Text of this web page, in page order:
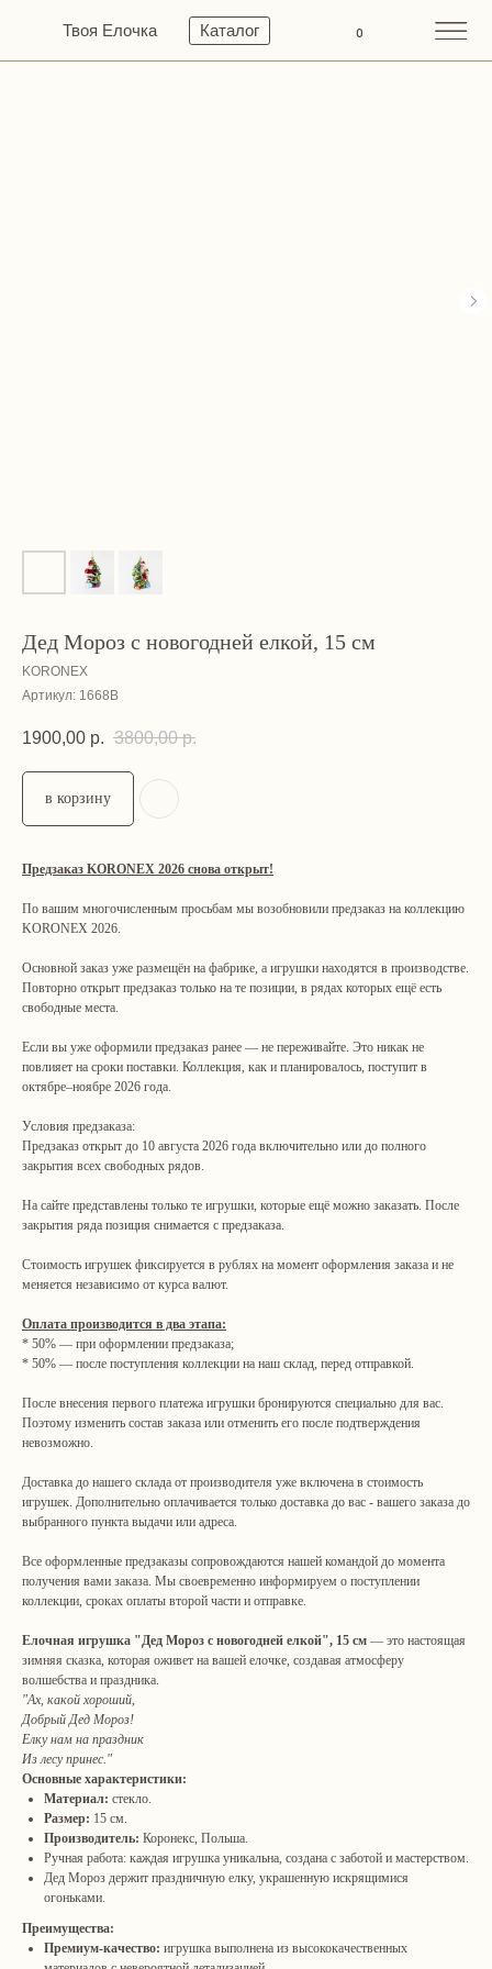
Дед Мороз с новогодней елкой, 15 см
KORONEX
Артикул: 1668B
1900,00 р. 3800,00 р.
в корзину
Предзаказ KORONEX 2026 снова открыт!
По вашим многочисленным просьбам мы возобновили предзаказ на коллекцию
KORONEX 2026.
Основной заказ уже размещён на фабрике, а игрушки находятся в производстве.
Повторно открыт предзаказ только на те позиции, в рядах которых ещё есть
свободные места.
Если вы уже оформили предзаказ ранее — не переживайте. Это никак не
повлияет на сроки поставки. Коллекция, как и планировалось, поступит в
октябре–ноябре 2026 года.
Условия предзаказа:
Предзаказ открыт до 10 августа 2026 года включительно или до полного
закрытия всех свободных рядов.
На сайте представлены только те игрушки, которые ещё можно заказать. После
закрытия ряда позиция снимается с предзаказа.
Стоимость игрушек фиксируется в рублях на момент оформления заказа и не
меняется независимо от курса валют.
Оплата производится в два этапа:
* 50% — при оформлении предзаказа;
* 50% — после поступления коллекции на наш склад, перед отправкой.
После внесения первого платежа игрушки бронируются специально для вас.
Поэтому изменить состав заказа или отменить его после подтверждения
невозможно.
Доставка до нашего склада от производителя уже включена в стоимость
игрушек. Дополнительно оплачивается только доставка до вас - вашего заказа до
выбранного пункта выдачи или адреса.
Все оформленные предзаказы сопровождаются нашей командой до момента
получения вами заказа. Мы своевременно информируем о поступлении
коллекции, сроках оплаты второй части и отправке.
Елочная игрушка "Дед Мороз с новогодней елкой", 15 см — это настоящая
зимняя сказка, которая оживет на вашей елочке, создавая атмосферу
волшебства и праздника.
"Ах, какой хороший,
Добрый Дед Мороз!
Елку нам на праздник
Из лесу принес."
Основные характеристики:
Материал: стекло.
Размер: 15 см.
Производитель: Коронекс, Польша.
Ручная работа: каждая игрушка уникальна, создана с заботой и мастерством.
Дед Мороз держит праздничную елку, украшенную искрящимися
огоньками.
Преимущества:
Премиум-качество: игрушка выполнена из высококачественных